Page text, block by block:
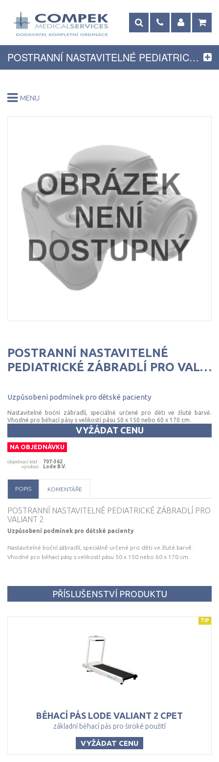
POSTRANNÍ NASTAVITELNÉ PEDIATRICKÉ ZÁBRADLÍ PRO VALIANT 2
POSTRANNÍ NASTAVITELNÉ
PEDIATRICKÉ ZÁBRADLÍ PRO VALIANT 2
Uzpůsobení podmínek pro dětské pacienty
Nastavitelné boční zábradlí, speciálně určené pro děti ve žluté barvě.
Vhodné pro běhací pásy s velikostí pásu 50 x 150 nebo 60 x 170 cm.
VYŽÁDAT CENU
NA OBJEDNÁVKU
objednací kód :
707-362
výrobce: Lode B.V.
POPIS KOMENTÁŘE
POSTRANNÍ NASTAVITELNÉ PEDIATRICKÉ ZÁBRADLÍ PRO
VALIANT 2
Uzpůsobení podmínek pro dětské pacienty
Nastavitelné boční zábradlí, speciálně určené pro děti ve žluté barvě.
Vhodné pro běhací pásy s velikostí pásu 50 x 150 nebo 60 x 170 cm.
PŘÍSLUŠENSTVÍ PRODUKTU
BĚHACÍ PÁS LODE VALIANT 2 CPET
základní běhací pás pro široké použití
VYŽÁDAT CENU
TIP
MENU